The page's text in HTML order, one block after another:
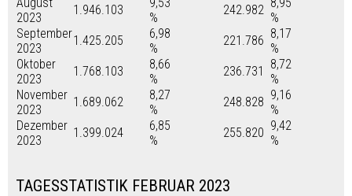
2023
1.946.103
%
242.982
%
September
2023
1.425.205
6,98
%
221.786 8,17
%
Oktober
2023
1.768.103
8,66
%
236.731
8,72
%
November
2023
1.689.062
8,27
%
248.828 9,16
%
Dezember
2023
1.399.024
6,85
%
255.820 9,42
%
TAGESSTATISTIK FEBRUAR 2023